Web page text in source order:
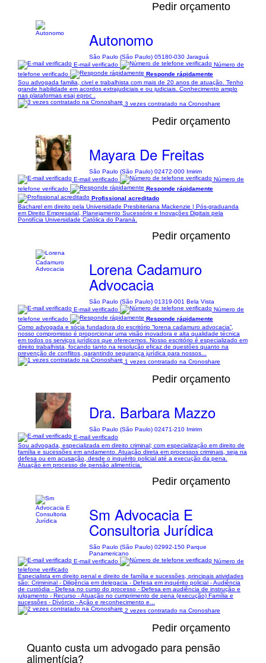
Pedir orçamento
Autonomo
São Paulo (São Paulo) 05180-030 Jaraguá
E-mail verificado
Número de
telefone verificado
Responde rápidamente
Sou advogada familia, civel e trabalhista com mais de 20 anos de atuação. Tenho
grande habilidade em acordos extrajudiciais e ou judiciais. Conhecimento amplo
nas plataformas esaj eproc .
3 vezes contratado na Cronoshare
Pedir orçamento
Mayara De Freitas
São Paulo (São Paulo) 02472-000 Imirim
E-mail verificado
Número de
telefone verificado
Responde rápidamente
Profissional acreditado
Bacharel em direito pela Universidade Presbiteriana Mackenzie | Pós-graduanda
em Direito Empresarial, Planejamento Sucessório e Inovações Digitais pela
Pontifícia Universidade Católica do Paraná.
Pedir orçamento
Lorena Cadamuro
Advocacia
São Paulo (São Paulo) 01319-001 Bela Vista
E-mail verificado
Número de
telefone verificado
Responde rápidamente
Como advogada e sócia fundadora do escritório “lorena cadamuro advocacia”,
nosso compromisso é proporcionar uma visão inovadora e alta qualidade técnica
em todos os serviços jurídicos que oferecemos. Nosso escritório é especializado em
direito trabalhista, focando tanto na resolução eficaz de questões quanto na
prevenção de conflitos, garantindo segurança jurídica para nossos...
1 vezes contratado na Cronoshare
Pedir orçamento
Dra. Barbara Mazzo
São Paulo (São Paulo) 02471-210 Imirim
E-mail verificado
Sou advogada, especializada em direito criminal; com especialização em direito de
família e sucessões em andamento. Atuação direta em processos criminais, seja na
defesa ou em acusação, desde o inquérito policial até a execução da pena.
Atuação em processo de pensão alimentícia.
Pedir orçamento
Sm Advocacia E
Consultoria Jurídica
São Paulo (São Paulo) 02992-150 Parque
Panamericano
E-mail verificado
Número de
telefone verificado
Especialista em direito penal e direito de família e sucessões, principais atividades
são: Crimininal - Diligência em delegacia - Defesa em inquérito policial - Audiência
de custódia - Defesa no curso do processo - Defesa em audiência de instrução e
julgamento - Recurso - Atuação no cumprimento de pena (execução) Família e
sucessôes - Dívórcio - Ação e reconhecimento e...
2 vezes contratado na Cronoshare
Pedir orçamento
Quanto custa um advogado para pensão
alimentícia?